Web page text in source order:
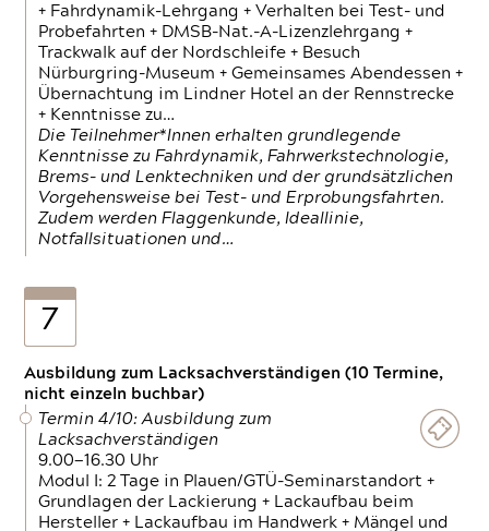
+ Fahrdynamik-Lehrgang + Verhalten bei Test- und
Probefahrten + DMSB-Nat.-A-Lizenzlehrgang +
Trackwalk auf der Nordschleife + Besuch
Nürburgring-Museum + Gemeinsames Abendessen +
Übernachtung im Lindner Hotel an der Rennstrecke
+ Kenntnisse zu…
Die Teilnehmer*Innen erhalten grundlegende
Kenntnisse zu Fahrdynamik, Fahrwerkstechnologie,
Brems- und Lenktechniken und der grundsätzlichen
Vorgehensweise bei Test- und Erprobungsfahrten.
Zudem werden Flaggenkunde, Ideallinie,
Notfallsituationen und…
7
Ausbildung zum Lacksachverständigen (10 Termine,
nicht einzeln buchbar)
Termin 4/10: Ausbildung zum
Lacksachverständigen
9.00—16.30 Uhr
Modul I: 2 Tage in Plauen/GTÜ-Seminarstandort +
Grundlagen der Lackierung + Lackaufbau beim
Hersteller + Lackaufbau im Handwerk + Mängel und